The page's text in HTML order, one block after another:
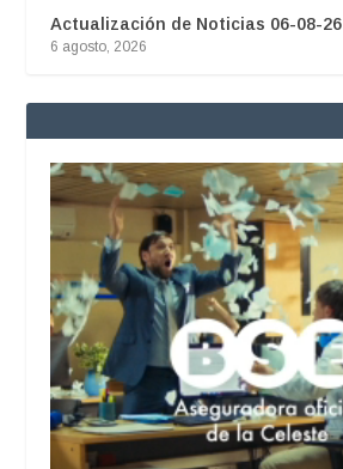
Actualización de Noticias 06-08-26
6 agosto, 2026